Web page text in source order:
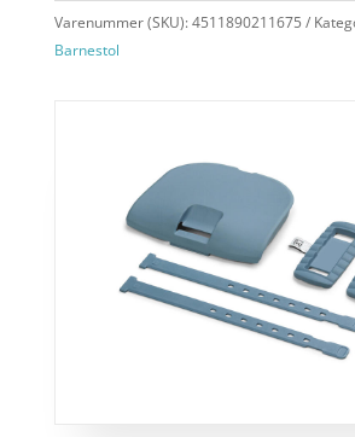
Varenummer (SKU):4511890211675
Barnestol